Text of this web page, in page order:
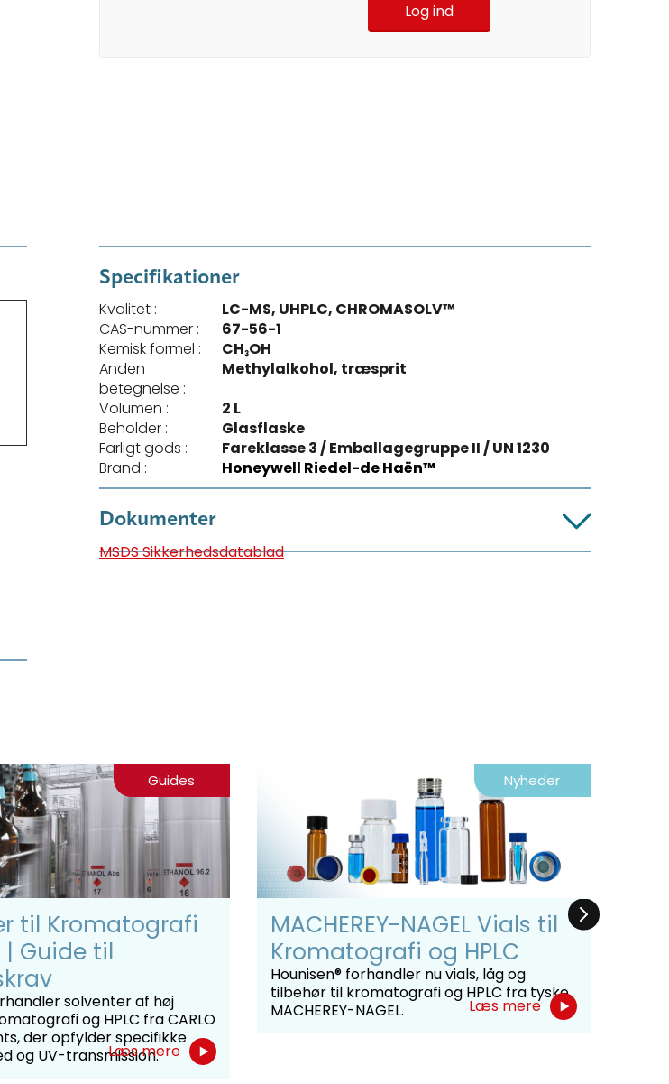
Log ind
Specifikationer
Kvalitet :
LC-MS, UHPLC, CHROMASOLV™
CAS-nummer :
67-56-1
Kemisk formel :
CH₃OH
Anden
betegnelse :
Methylalkohol, træsprit
Volumen :
2 L
Beholder :
Glasflaske
Farligt gods :
Fareklasse 3 / Emballagegruppe II / UN 1230
Brand :
Honeywell Riedel-de Haën™
Dokumenter
MSDS Sikkerhedsdatablad
Guides
til Kromatografi
| Guide til
solventer af høj
og HPLC fra CARLO
der opfylder specifikke
og UV-transmission.
Læs mere
Nyheder
MACHEREY-NAGEL Vials til
Kromatografi og HPLC
Hounisen® forhandler nu vials, låg og
tilbehør til kromatografi og HPLC fra tyske
MACHEREY-NAGEL.
Læs mere